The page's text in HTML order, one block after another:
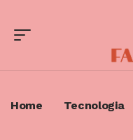
Home Tecnologia